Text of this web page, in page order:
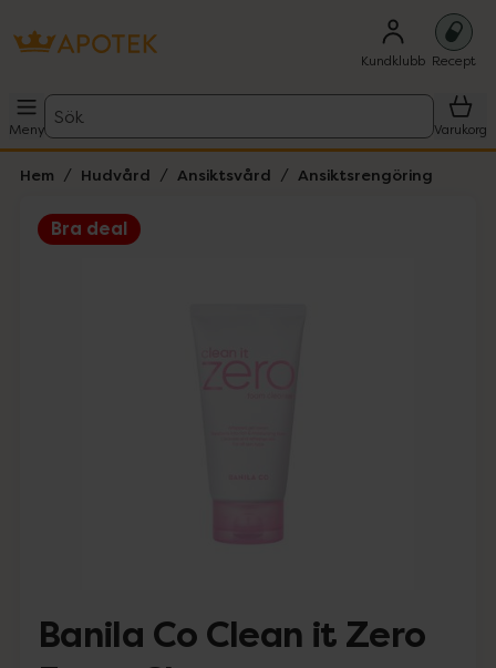
Kundklubb Recept
Meny
Sök
Varukorg
Hem Hudvård Ansiktsvård Ansiktsrengöring
Bra deal
Banila Co Clean it Zero